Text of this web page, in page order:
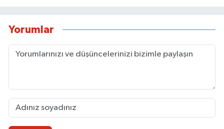
Yorumlar